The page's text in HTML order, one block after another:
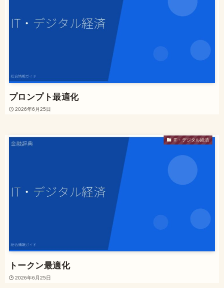
プロンプト最適化
2026年6月25日
IT・デジタル経済
トークン最適化
2026年6月25日